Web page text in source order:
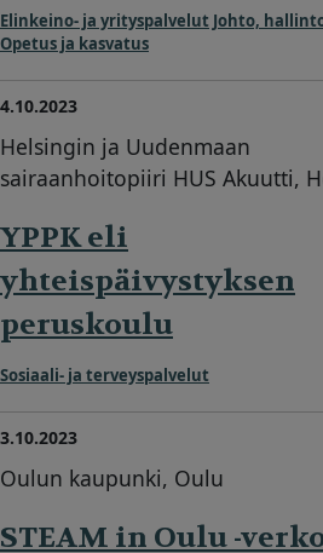
Elinkeino- ja yrityspalvelut Johto,
Opetus ja kasvatus
4.10.2023
Helsingin ja Uudenmaan
sairaanhoitopiiri HUS Akuutti,
YPPK eli
yhteispäivystyksen
peruskoulu
Sosiaali- ja terveyspalvelut
3.10.2023
Oulun kaupunki, Oulu
STEAM in Oulu -